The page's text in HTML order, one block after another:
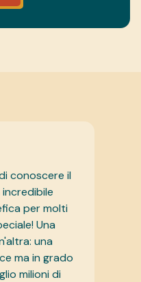
conoscere il
per molti
Una
una
ma in grado
milioni di